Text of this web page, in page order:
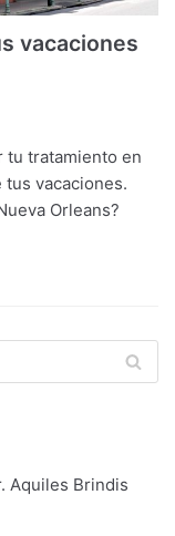
vacaciones
tu tratamiento en
vacaciones.
Orleans?
Aquiles Brindis